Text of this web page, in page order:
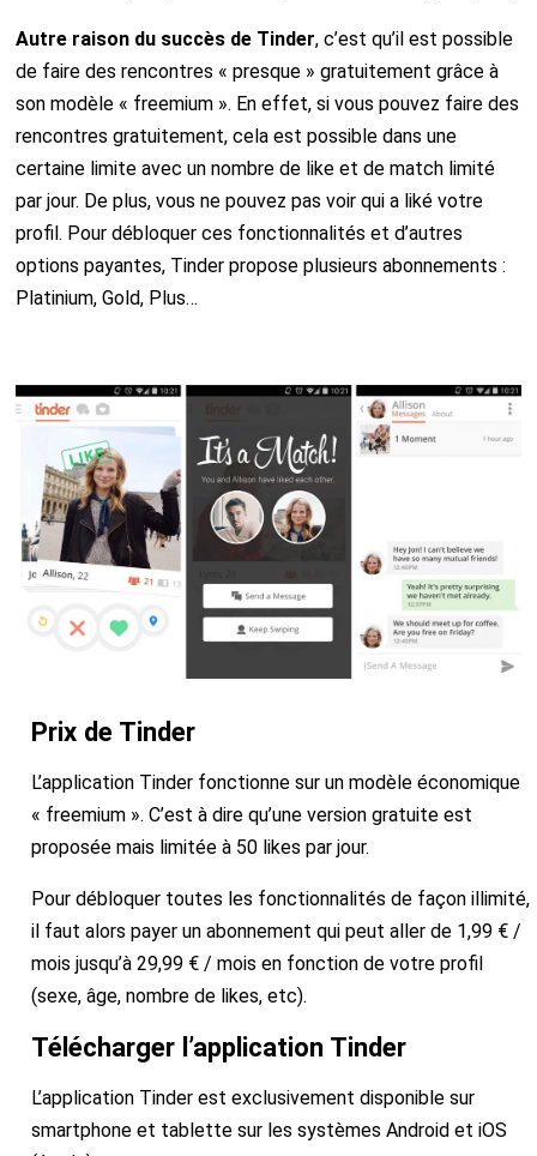
Autre raison du succès de Tinder, c’est qu’il est possible
de faire des rencontres « presque » gratuitement grâce à
son modèle « freemium ». En effet, si vous pouvez faire des
rencontres gratuitement, cela est possible dans une
certaine limite avec un nombre de like et de match limité
par jour. De plus, vous ne pouvez pas voir qui a liké votre
profil. Pour débloquer ces fonctionnalités et d’autres
options payantes, Tinder propose plusieurs abonnements :
Platinium, Gold, Plus…
Prix de Tinder
L’application Tinder fonctionne sur un modèle économique
« freemium ». C’est à dire qu’une version gratuite est
proposée mais limitée à 50 likes par jour.
Pour débloquer toutes les fonctionnalités de façon illimité,
il faut alors payer un abonnement qui peut aller de 1,99 € /
mois jusqu’à 29,99 € / mois en fonction de votre profil
(sexe, âge, nombre de likes, etc).
Télécharger l’application Tinder
L’application Tinder est exclusivement disponible sur
smartphone et tablette sur les systèmes Android et iOS